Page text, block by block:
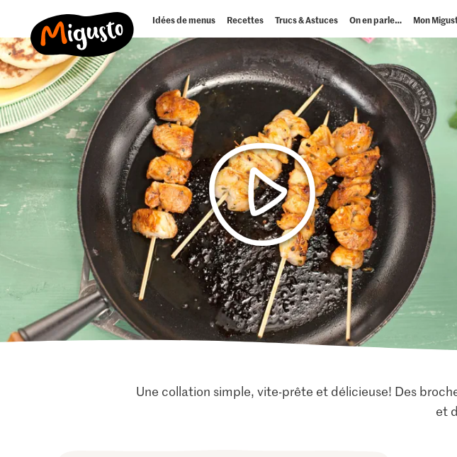
Idées de menus Recettes Trucs & Astuces On en parle… Mon
Une collation simple, vite-prête et délicieuse! Des
et